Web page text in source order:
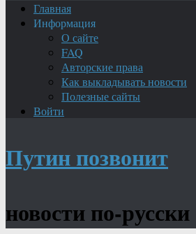
Главная
Информация
О сайте
FAQ
Авторские права
Как выкладывать новости
Полезные сайты
Войти
Путин позвонит
новости по-русски